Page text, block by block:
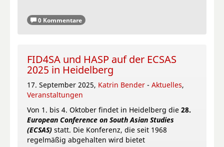
0 Kommentare
FID4SA und HASP auf der ECSAS
2025 in Heidelberg
17. September 2025, Katrin Bender - Aktuelles,
Veranstaltungen
Von 1. bis 4. Oktober findet in Heidelberg die 28.
European Conference on South Asian Studies
(ECSAS) statt. Die Konferenz, die seit 1968
regelmäßig abgehalten wird bietet